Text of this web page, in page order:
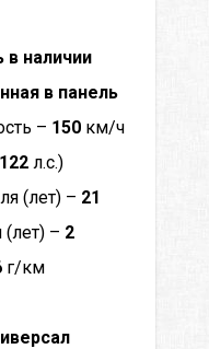
в наличии
в панель
– 150 км/ч
122 л.с.)
(лет) – 21
– 2
г/км